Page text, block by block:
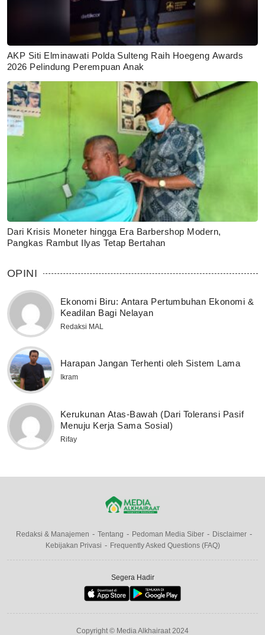
AKP Siti Elminawati Polda Sulteng Raih Hoegeng Awards
2026 Pelindung Perempuan Anak
Dari Krisis Moneter hingga Era Barbershop Modern,
Pangkas Rambut Ilyas Tetap Bertahan
OPINI
Ekonomi Biru: Antara Pertumbuhan Ekonomi &
Keadilan Bagi Nelayan
Redaksi MAL
Harapan Jangan Terhenti oleh Sistem Lama
Ikram
Kerukunan Atas-Bawah (Dari Toleransi Pasif
Menuju Kerja Sama Sosial)
Rifay
Redaksi & Manajemen Tentang Pedoman Media Siber
Disclaimer
Kebijakan Privasi
Frequently Asked Questions (FAQ)
Segera Hadir
Copyright © Media Alkhairaat 2024